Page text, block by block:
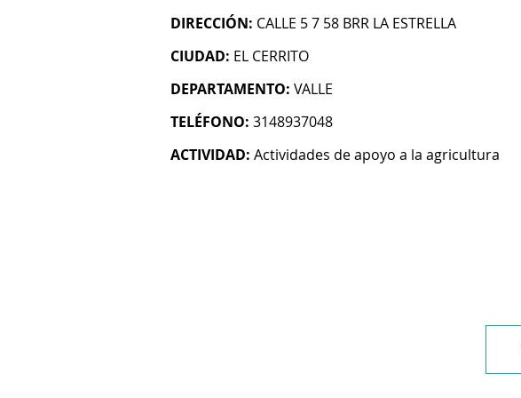
DIRECCIÓN: CALLE 5 7 58 BRR LA ESTRELLA
CIUDAD: EL CERRITO
DEPARTAMENTO: VALLE
TELÉFONO: 3148937048
ACTIVIDAD: Actividades de apoyo a la agricultura